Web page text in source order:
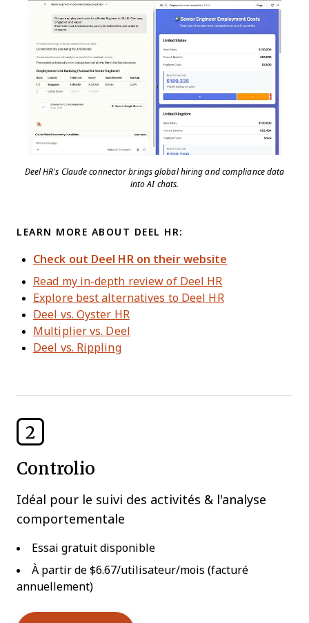
Deel HR’s Claude connector brings global hiring and compliance data
into AI chats.
LEARN MORE ABOUT DEEL HR:
Check out Deel HR on their website
Read my in-depth review of Deel HR
Explore best alternatives to Deel HR
Deel vs. Oyster HR
Multiplier vs. Deel
Deel vs. Rippling
2
Controlio
Idéal pour le suivi des activités & l'analyse
comportementale
Essai gratuit disponible
À partir de $6.67/utilisateur/mois (facturé
annuellement)